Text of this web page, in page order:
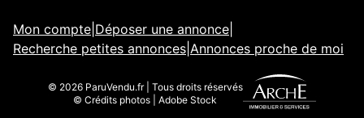
Mon compte Déposer une annonce
Recherche petites annonces Annonces proche de moi
© 2026 ParuVendu.fr | Tous droits réservés
© Crédits photos | Adobe Stock